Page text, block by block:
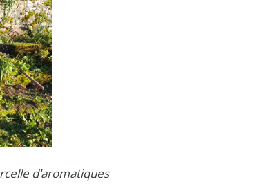
d'aromatiques